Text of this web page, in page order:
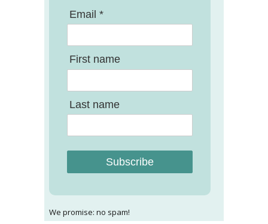
Email *
First name
Last name
Subscribe
We promise: no spam!